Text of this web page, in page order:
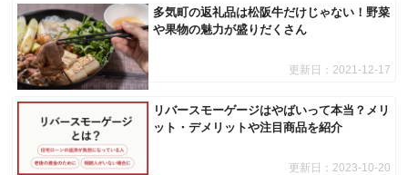
多気町の返礼品は松阪牛だけじゃない！野菜
や果物の魅力が盛りだくさん
更新日： 2021-12-17
リバースモーゲージはやばいって本当？メリ
ット・デメリットや注目商品を紹介
更新日： 2023-10-20